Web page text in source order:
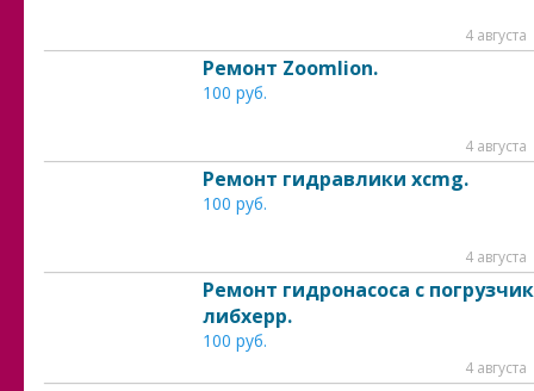
4 августа
Ремонт Zoomlion.
100 руб.
4 августа
Ремонт гидравлики xcmg.
100 руб.
4 августа
Ремонт гидронасоса с
либхерр.
100 руб.
4 августа